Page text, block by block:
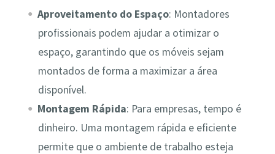
Aproveitamento do Espaço: Montadores
profissionais podem ajudar a otimizar o
espaço, garantindo que os móveis sejam
montados de forma a maximizar a área
disponível.
Montagem Rápida: Para empresas, tempo é
dinheiro. Uma montagem rápida e eficiente
permite que o ambiente de trabalho esteja